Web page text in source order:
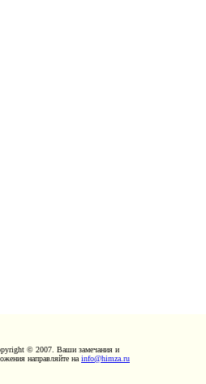
© 2007. Ваши замечания и
направляйте на info@himza.ru